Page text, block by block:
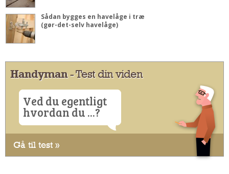
Sådan bygges en havelåge i træ
(gør-det-selv havelåge)
Handyman- Test din viden
Ved du egentligt
hvordan du ...?
Gå til test »